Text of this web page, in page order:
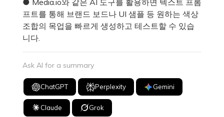
프트를 통해 브랜드 보드나 UI 샘플 등 원하는 색상
조합의 목업을 빠르게 생성하고 테스트할 수 있습
니다.
Ask AI for a summary
ChatGPT Perplexity Gemini
Claude Grok